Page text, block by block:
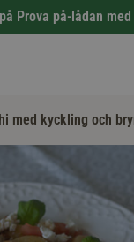
Prova på-lådan med
med kyckling och